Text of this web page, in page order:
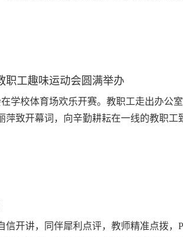
工趣味运动会圆满举办
学校体育场欢乐开赛。教职工走出办公
致开幕词，向辛勤耕耘在一线的教职工
开讲，同伴犀利点评，教师精准点拨，